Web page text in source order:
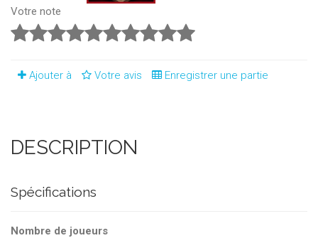
Votre note
Ajouter à Votre avis Enregistrer une partie
DESCRIPTION
Spécifications
Nombre de joueurs